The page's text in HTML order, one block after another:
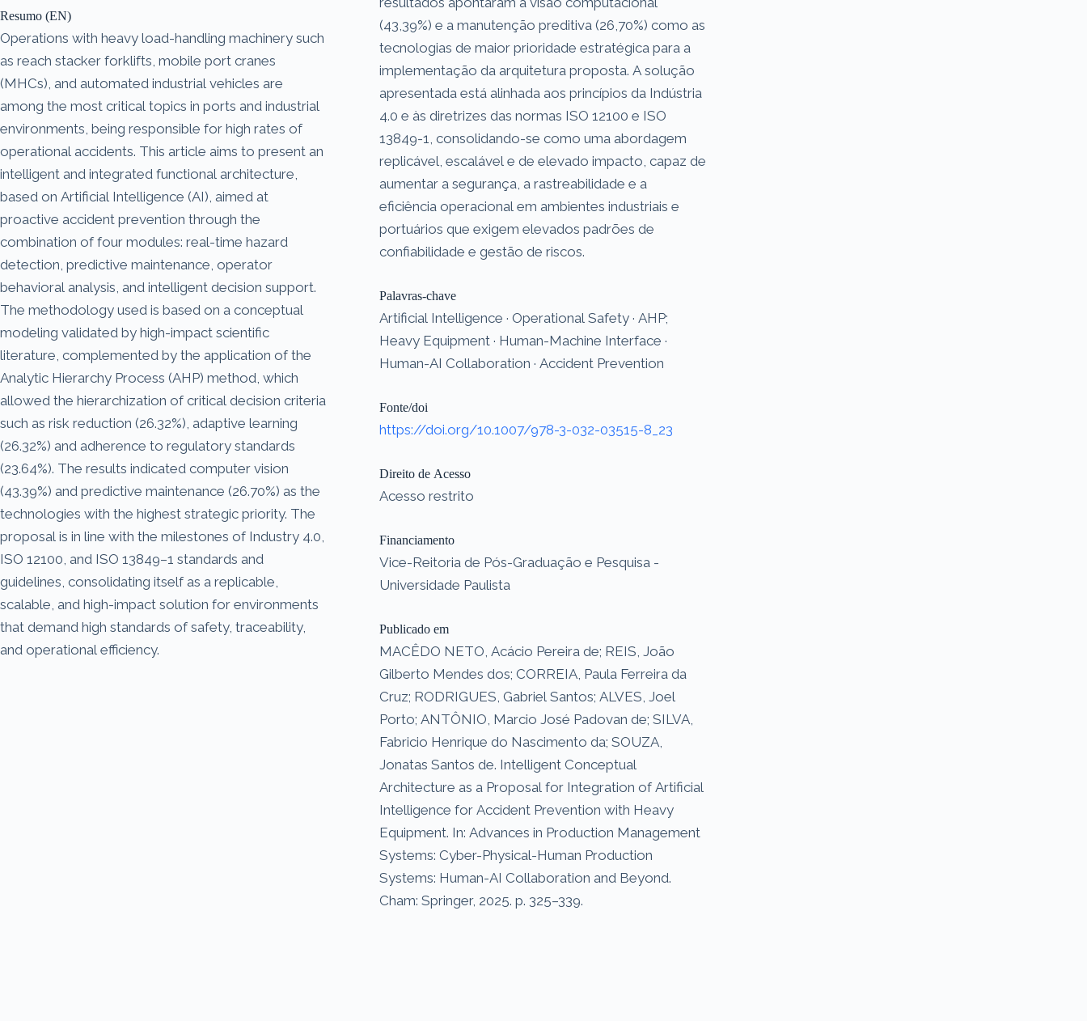
Resumo (EN)
Operations with heavy load-handling machinery such
as reach stacker forklifts, mobile port cranes
(MHCs), and automated industrial vehicles are
among the most critical topics in ports and industrial
environments, being responsible for high rates of
operational accidents. This article aims to present an
intelligent and integrated functional architecture,
based on Artificial Intelligence (AI), aimed at
proactive accident prevention through the
combination of four modules: real-time hazard
detection, predictive maintenance, operator
behavioral analysis, and intelligent decision support.
The methodology used is based on a conceptual
modeling validated by high-impact scientific
literature, complemented by the application of the
Analytic Hierarchy Process (AHP) method, which
allowed the hierarchization of critical decision criteria
such as risk reduction (26.32%), adaptive learning
(26.32%) and adherence to regulatory standards
(23.64%). The results indicated computer vision
(43.39%) and predictive maintenance (26.70%) as the
technologies with the highest strategic priority. The
proposal is in line with the milestones of Industry 4.0,
ISO 12100, and ISO 13849–1 standards and
guidelines, consolidating itself as a replicable,
scalable, and high-impact solution for environments
that demand high standards of safety, traceability,
and operational efficiency.
(43,39%) e a manutenção preditiva (26,70%) como as
tecnologias de maior prioridade estratégica para a
implementação da arquitetura proposta. A solução
apresentada está alinhada aos princípios da Indústria
4.0 e às diretrizes das normas ISO 12100 e ISO
13849-1, consolidando-se como uma abordagem
replicável, escalável e de elevado impacto, capaz de
aumentar a segurança, a rastreabilidade e a
eficiência operacional em ambientes industriais e
portuários que exigem elevados padrões de
confiabilidade e gestão de riscos.
Palavras-chave
Artificial Intelligence · Operational Safety · AHP;
Heavy Equipment · Human-Machine Interface ·
Human-AI Collaboration · Accident Prevention
Fonte/doi
https://doi.org/10.1007/978-3-032-03515-8_23
Direito de Acesso
Acesso restrito
Financiamento
Vice-Reitoria de Pós-Graduação e Pesquisa -
Universidade Paulista
Publicado em
MACÊDO NETO, Acácio Pereira de; REIS, João
Gilberto Mendes dos; CORREIA, Paula Ferreira da
Cruz; RODRIGUES, Gabriel Santos; ALVES, Joel
Porto; ANTÔNIO, Marcio José Padovan de; SILVA,
Fabricio Henrique do Nascimento da; SOUZA,
Jonatas Santos de. Intelligent Conceptual
Architecture as a Proposal for Integration of Artificial
Intelligence for Accident Prevention with Heavy
Equipment. In: Advances in Production Management
Systems: Cyber-Physical-Human Production
Systems: Human-AI Collaboration and Beyond.
Cham: Springer, 2025. p. 325–339.